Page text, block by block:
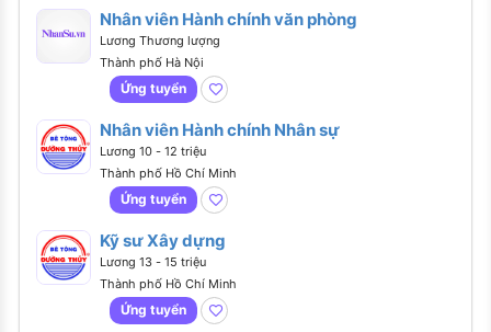
Nhân viên Hành chính văn phòng
Lương Thương lượng
Thành phố Hà Nội
Ứng tuyển
Nhân viên Hành chính Nhân sự
Lương 10 - 12 triệu
Thành phố Hồ Chí Minh
Ứng tuyển
Kỹ sư Xây dựng
Lương 13 - 15 triệu
Thành phố Hồ Chí Minh
Ứng tuyển